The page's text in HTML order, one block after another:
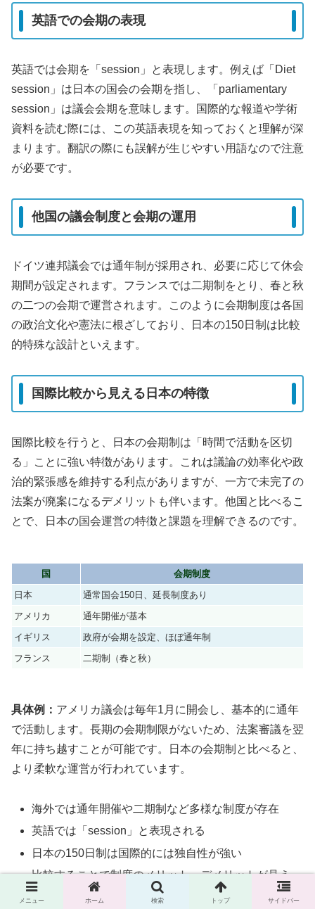
英語での会期の表現
英語では会期を「session」と表現します。例えば「Diet
session」は日本の国会の会期を指し、「parliamentary
session」は議会会期を意味します。国際的な報道や学術
資料を読む際には、この英語表現を知っておくと理解が深
まります。翻訳の際にも誤解が生じやすい用語なので注意
が必要です。
他国の議会制度と会期の運用
ドイツ連邦議会では通年制が採用され、必要に応じて休会
期間が設定されます。フランスでは二期制をとり、春と秋
の二つの会期で運営されます。このように会期制度は各国
の政治文化や憲法に根ざしており、日本の150日制は比較
的特殊な設計といえます。
国際比較から見える日本の特徴
国際比較を行うと、日本の会期制は「時間で活動を区切
る」ことに強い特徴があります。これは議論の効率化や政
治的緊張感を維持する利点がありますが、一方で未完了の
法案が廃案になるデメリットも伴います。他国と比べるこ
とで、日本の国会運営の特徴と課題を理解できるのです。
国
会期制度
日本
通常国会150日、延長制度あり
アメリカ
通年開催が基本
イギリス
政府が会期を設定、ほぼ通年制
フランス
二期制（春と秋）
具体例： アメリカ議会は毎年1月に開会し、基本的に通年
で活動します。長期の会期制限がないため、法案審議を翌
年に持ち越すことが可能です。日本の会期制と比べると、
より柔軟な運営が行われています。
海外では通年開催や二期制など多様な制度が存在
英語では「session」と表現される
日本の150日制は国際的には独自性が強い
比較することで制度のメリット・デメリットが見え
る
メニュー ホーム 検索 トップ サイドバー